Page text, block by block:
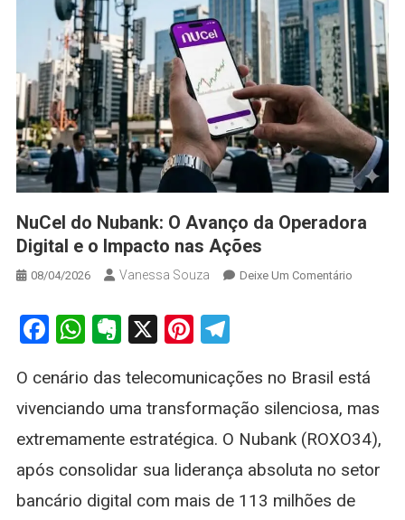
NuCel do Nubank: O Avanço da Operadora
Digital e o Impacto nas Ações
08/04/2026 Vanessa Souza Deixe Um ComentárioOn
Avanço
Digital
Impacto
Facebook
WhatsApp
Evernote
X Pinterest
Telegram
O cenário das telecomunicações no Brasil está
vivenciando uma transformação silenciosa, mas
extremamente estratégica. O Nubank (ROXO34),
após consolidar sua liderança absoluta no setor
bancário digital com mais de 113 milhões de